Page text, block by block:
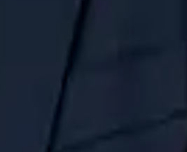
cursos de graduação da Fundação
Educacional, onde também foi